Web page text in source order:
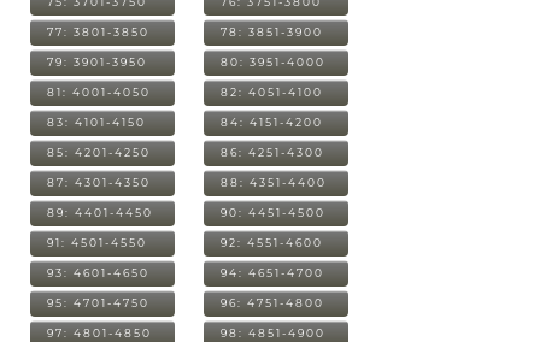
77: 3801-3850 78: 3851-3900
79: 3901-3950 80: 3951-4000
81: 4001-4050 82: 4051-4100
83: 4101-4150 84: 4151-4200
85: 4201-4250 86: 4251-4300
87: 4301-4350 88: 4351-4400
89: 4401-4450 90: 4451-4500
91: 4501-4550 92: 4551-4600
93: 4601-4650 94: 4651-4700
95: 4701-4750 96: 4751-4800
97: 4801-4850 98: 4851-4900